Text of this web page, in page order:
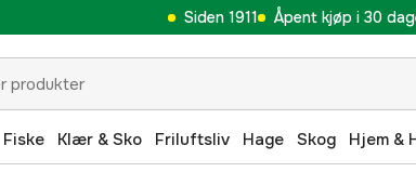
Siden 1911 Åpent kjøp i 30
Fiske Klær & Sko Friluftsliv Hage Skog Hjem &